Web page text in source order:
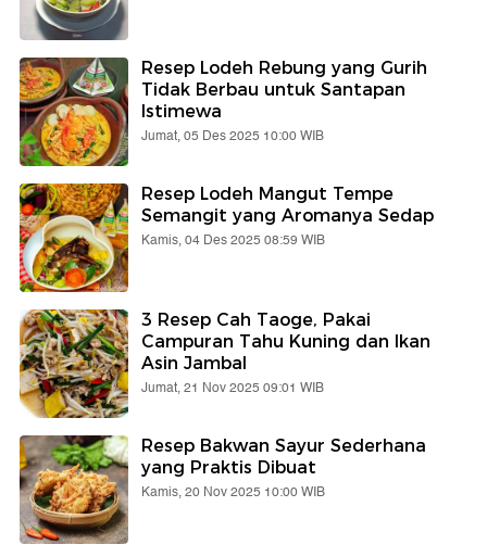
Resep Lodeh Rebung yang Gurih
Tidak Berbau untuk Santapan
Istimewa
Jumat, 05 Des 2025 10:00 WIB
Resep Lodeh Mangut Tempe
Semangit yang Aromanya Sedap
Kamis, 04 Des 2025 08:59 WIB
3 Resep Cah Taoge, Pakai
Campuran Tahu Kuning dan Ikan
Asin Jambal
Jumat, 21 Nov 2025 09:01 WIB
Resep Bakwan Sayur Sederhana
yang Praktis Dibuat
Kamis, 20 Nov 2025 10:00 WIB